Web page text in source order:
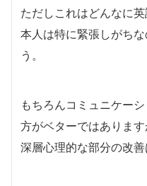
ただしこれはどんなに
本人は特に緊張しがち
う。
もちろんコミュニケー
方がベターではありま
深層心理的な部分の改善